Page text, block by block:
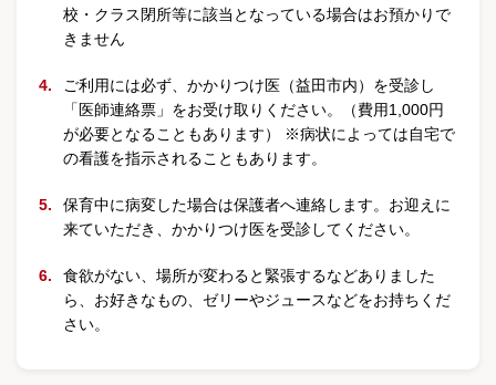
校・クラス閉所等に該当となっている場合はお預かりで
きません
ご利用には必ず、かかりつけ医（益田市内）を受診し
「医師連絡票」をお受け取りください。（費用1,000円
が必要となることもあります） ※病状によっては自宅で
の看護を指示されることもあります。
保育中に病変した場合は保護者へ連絡します。お迎えに
来ていただき、かかりつけ医を受診してください。
食欲がない、場所が変わると緊張するなどありました
ら、お好きなもの、ゼリーやジュースなどをお持ちくだ
さい。